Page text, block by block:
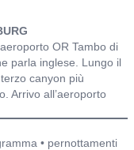
OR Tambo di
parla inglese. Lungo il
terzo canyon più
Arrivo all’aeroporto
• pernottamenti